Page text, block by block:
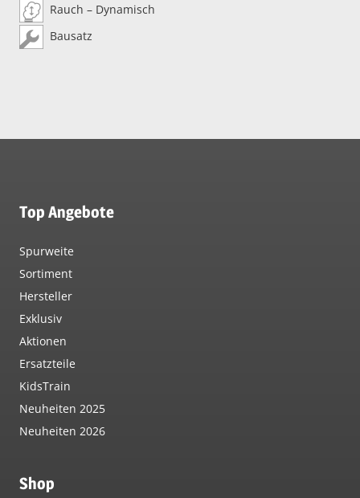
Rauch – Dynamisch
Bausatz
Top Angebote
Spurweite
Sortiment
Hersteller
Exklusiv
Aktionen
Ersatzteile
KidsTrain
Neuheiten 2025
Neuheiten 2026
Shop